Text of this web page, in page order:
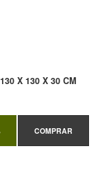
X 130 X 30 CM
COMPRAR